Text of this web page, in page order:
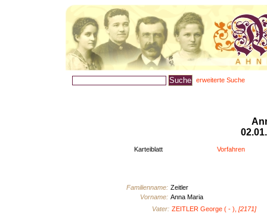
erweiterte Suche
Karteiblatt Vorfahren
Familienname: Zeitler
Vorname: Anna Maria
Vater: ZEITLER George ( - ), [2171]